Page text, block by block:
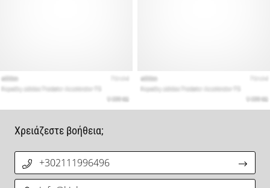
Χρειάζεστε βοήθεια;
+302111996496